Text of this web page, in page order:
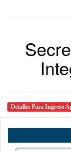
Detalles Para Ingreso